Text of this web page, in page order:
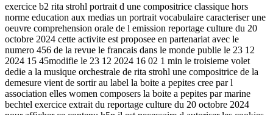
exercice b2 rita strohl portrait d une compositrice classique hors
norme education aux medias un portrait vocabulaire caracteriser une
oeuvre comprehension orale de l emission reportage culture du 20
octobre 2024 cette activite est proposee en partenariat avec le
numero 456 de la revue le francais dans le monde publie le 23 12
2024 15 45modifie le 23 12 2024 16 02 1 min le troisieme volet
dedie a la musique orchestrale de rita strohl une compositrice de la
demesure vient de sortir au label la boite a pepites cree par l
association elles women composers la boite a pepites par marine
bechtel exercice extrait du reportage culture du 20 octobre 2024